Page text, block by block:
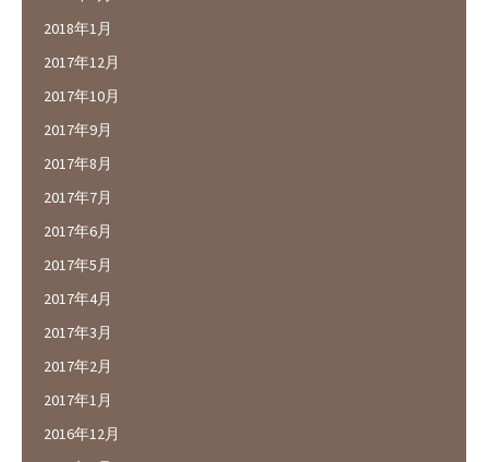
2018年1月
2017年12月
2017年10月
2017年9月
2017年8月
2017年7月
2017年6月
2017年5月
2017年4月
2017年3月
2017年2月
2017年1月
2016年12月